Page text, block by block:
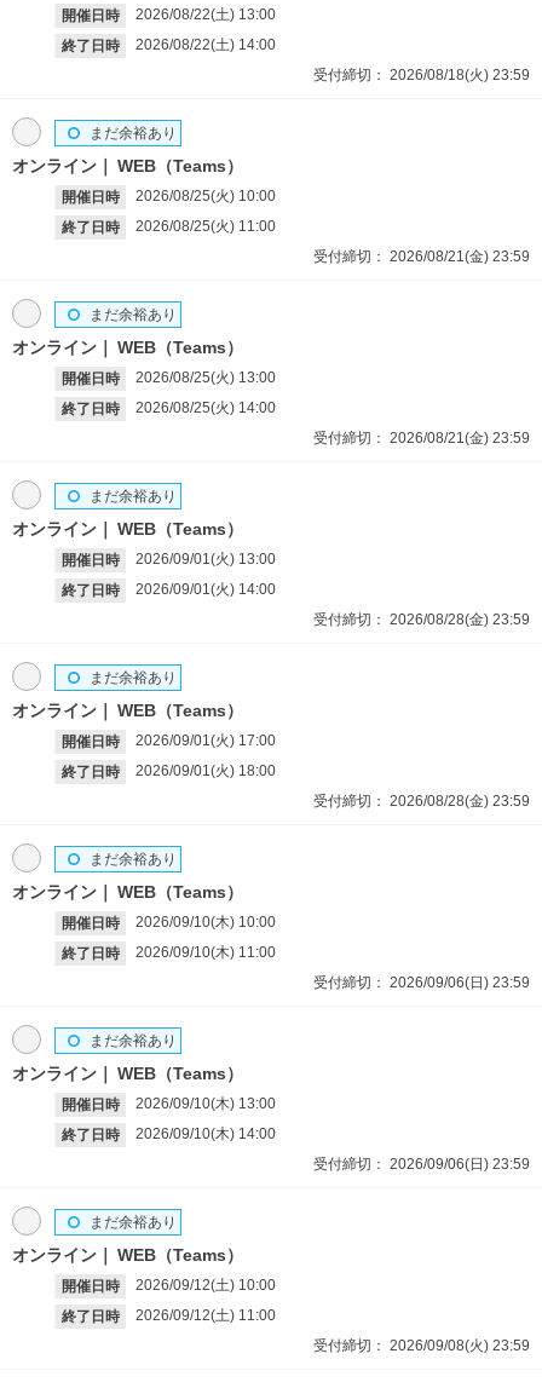
開催日時 2026/08/22(土) 13:00
終了日時
2026/08/22(土) 14:00
受付締切： 2026/08/18(火) 23:59
オンライン WEB（Teams）
開催日時 2026/08/25(火) 10:00
終了日時
2026/08/25(火) 11:00
まだ余裕あり
受付締切： 2026/08/21(金) 23:59
オンライン WEB（Teams）
開催日時 2026/08/25(火) 13:00
終了日時
2026/08/25(火) 14:00
まだ余裕あり
受付締切： 2026/08/21(金) 23:59
オンライン WEB（Teams）
開催日時 2026/09/01(火) 13:00
終了日時
2026/09/01(火) 14:00
まだ余裕あり
受付締切： 2026/08/28(金) 23:59
オンライン WEB（Teams）
開催日時 2026/09/01(火) 17:00
終了日時
2026/09/01(火) 18:00
まだ余裕あり
受付締切： 2026/08/28(金) 23:59
オンライン WEB（Teams）
開催日時 2026/09/10(木) 10:00
終了日時
2026/09/10(木) 11:00
まだ余裕あり
受付締切： 2026/09/06(日) 23:59
オンライン WEB（Teams）
開催日時 2026/09/10(木) 13:00
終了日時
2026/09/10(木) 14:00
まだ余裕あり
受付締切： 2026/09/06(日) 23:59
オンライン WEB（Teams）
開催日時 2026/09/12(土) 10:00
終了日時
2026/09/12(土) 11:00
まだ余裕あり
受付締切： 2026/09/08(火) 23:59